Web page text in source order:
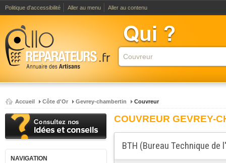
Politique d'accessibilité Aller au menu Aller au contenu
Accueil Côte d'Or Gevrey-chambertin Couvreur
NAVIGATION
COUVREUR GEVREY-
BTH (Bureau Technique